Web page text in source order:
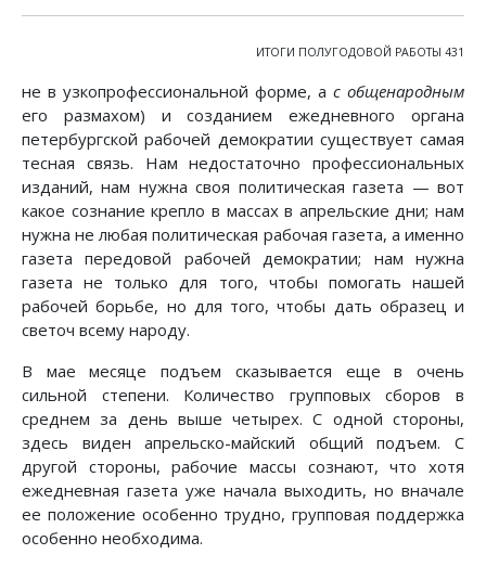
ИТОГИ ПОЛУГОДОВОЙ РАБОТЫ 431
не в узкопрофессиональной форме, а с общенародным
его размахом) и созданием ежедневного органа
петербургской рабочей демократии существует самая
тесная связь. Нам недостаточно профессиональных
изданий, нам нужна своя политическая газета — вот
какое сознание крепло в массах в апрельские дни; нам
нужна не любая политическая рабочая газета, а именно
газета передовой рабочей демократии; нам нужна
газета не только для того, чтобы помогать нашей
рабочей борьбе, но для того, чтобы дать образец и
светоч всему народу.
В мае месяце подъем сказывается еще в очень
сильной степени. Количество групповых сборов в
среднем за день выше четырех. С одной стороны,
здесь виден апрельско-майский общий подъем. С
другой стороны, рабочие массы сознают, что хотя
ежедневная газета уже начала выходить, но вначале
ее положение особенно трудно, групповая поддержка
особенно необходима.